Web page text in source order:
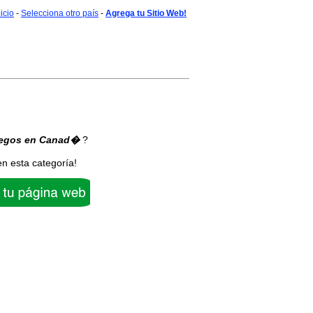
- Selecciona otro país - Agrega tu Sitio Web!
en Canad�?
esta categoría!